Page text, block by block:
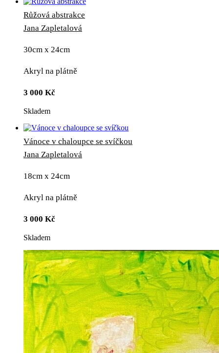
Růžová abstrakce
Jana Zapletalová
30cm x 24cm
Akryl na plátně
3 000 Kč
Skladem
Vánoce v chaloupce se svíčkou
Jana Zapletalová
18cm x 24cm
Akryl na plátně
3 000 Kč
Skladem